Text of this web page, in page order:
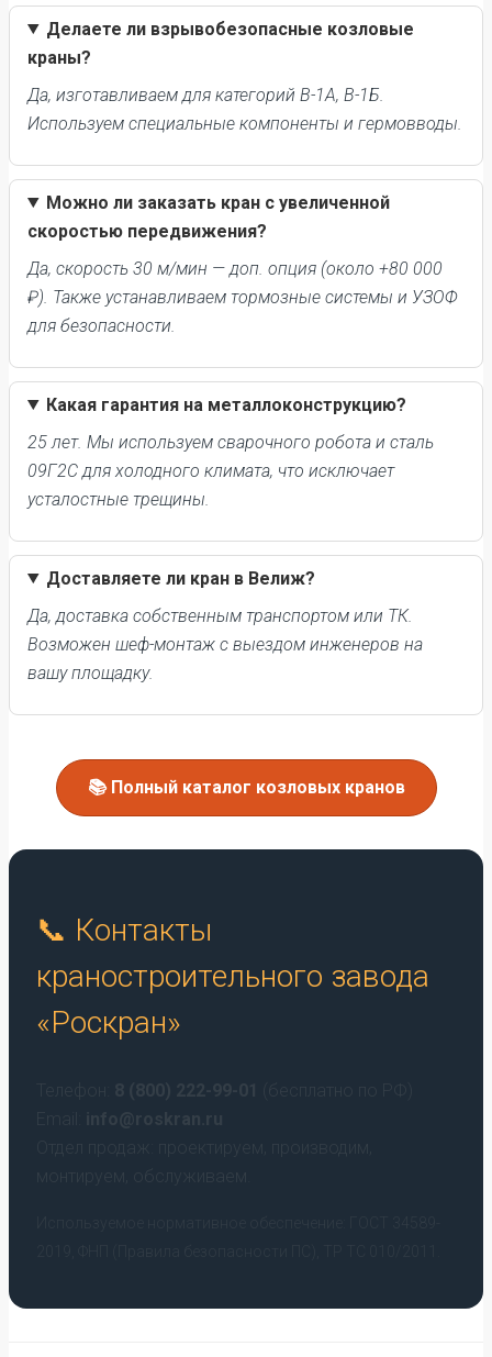
Делаете ли взрывобезопасные козловые
краны?
Да, изготавливаем для категорий В-1А, В-1Б.
Используем специальные компоненты и гермовводы.
Можно ли заказать кран с увеличенной
скоростью передвижения?
Да, скорость 30 м/мин — доп. опция (около +80 000
₽). Также устанавливаем тормозные системы и УЗОФ
для безопасности.
Какая гарантия на металлоконструкцию?
25 лет. Мы используем сварочного робота и сталь
09Г2С для холодного климата, что исключает
усталостные трещины.
Доставляете ли кран в Велиж?
Да, доставка собственным транспортом или ТК.
Возможен шеф-монтаж с выездом инженеров на
вашу площадку.
📚 Полный каталог козловых кранов
📞 Контакты
краностроительного завода
«Роскран»